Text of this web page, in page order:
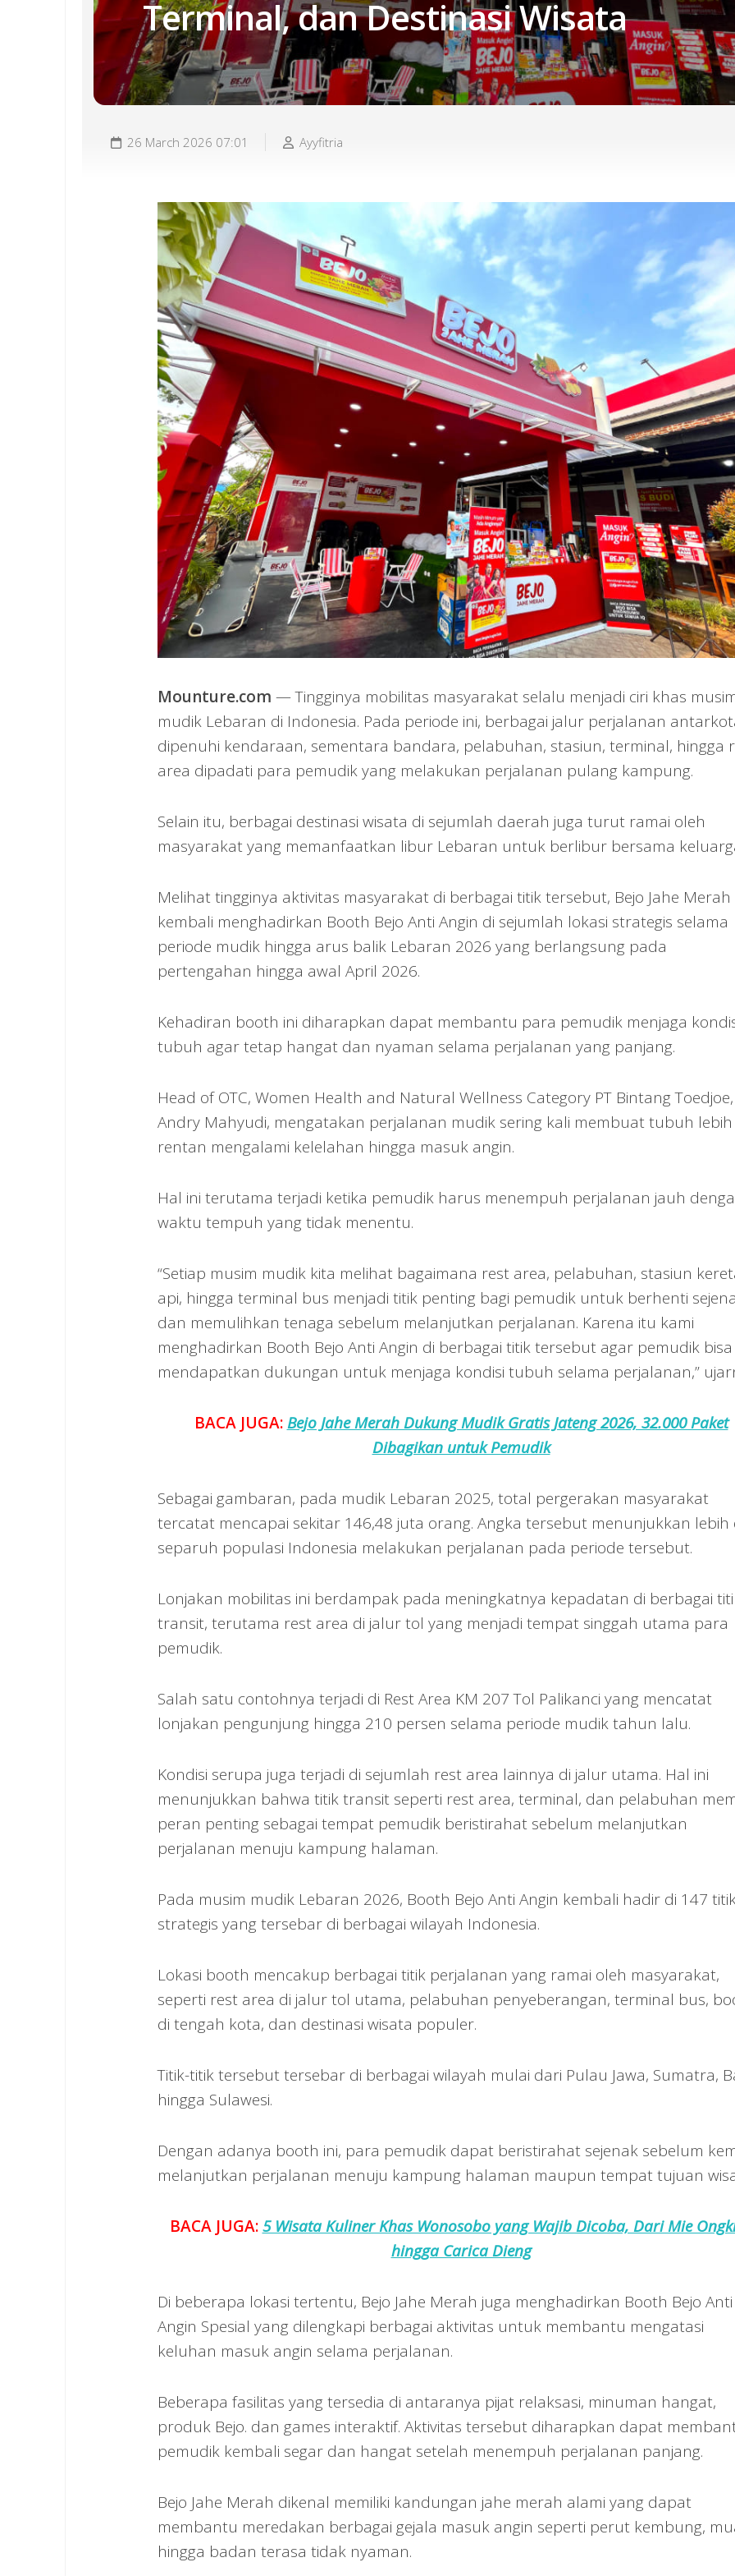
Terminal, dan Destinasi Wisata
26 March 2026 07:01 Ayyfitria
Mounture.com — Tingginya mobilitas masyarakat selalu menjadi ciri khas
mudik Lebaran di Indonesia. Pada periode ini, berbagai jalur perjalanan
dipenuhi kendaraan, sementara bandara, pelabuhan, stasiun, terminal, hingga
area dipadati para pemudik yang melakukan perjalanan pulang kampung.
Selain itu, berbagai destinasi wisata di sejumlah daerah juga turut ramai oleh
masyarakat yang memanfaatkan libur Lebaran untuk berlibur bersama
Melihat tingginya aktivitas masyarakat di berbagai titik tersebut, Bejo Jahe Merah
kembali menghadirkan Booth Bejo Anti Angin di sejumlah lokasi strategis selama
periode mudik hingga arus balik Lebaran 2026 yang berlangsung pada
pertengahan hingga awal April 2026.
Kehadiran booth ini diharapkan dapat membantu para pemudik menjaga
tubuh agar tetap hangat dan nyaman selama perjalanan yang panjang.
Head of OTC, Women Health and Natural Wellness Category PT Bintang Toedjoe,
Andry Mahyudi, mengatakan perjalanan mudik sering kali membuat tubuh lebih
rentan mengalami kelelahan hingga masuk angin.
Hal ini terutama terjadi ketika pemudik harus menempuh perjalanan jauh
waktu tempuh yang tidak menentu.
“Setiap musim mudik kita melihat bagaimana rest area, pelabuhan, stasiun
api, hingga terminal bus menjadi titik penting bagi pemudik untuk berhenti
dan memulihkan tenaga sebelum melanjutkan perjalanan. Karena itu kami
menghadirkan Booth Bejo Anti Angin di berbagai titik tersebut agar pemudik bisa
mendapatkan dukungan untuk menjaga kondisi tubuh selama perjalanan,”
BACA JUGA:Bejo Jahe Merah Dukung Mudik Gratis Jateng 2026, 32.000 Paket
Dibagikan untuk Pemudik
Sebagai gambaran, pada mudik Lebaran 2025, total pergerakan masyarakat
tercatat mencapai sekitar 146,48 juta orang. Angka tersebut menunjukkan lebih
separuh populasi Indonesia melakukan perjalanan pada periode tersebut.
Lonjakan mobilitas ini berdampak pada meningkatnya kepadatan di berbagai
transit, terutama rest area di jalur tol yang menjadi tempat singgah utama para
pemudik.
Salah satu contohnya terjadi di Rest Area KM 207 Tol Palikanci yang mencatat
lonjakan pengunjung hingga 210 persen selama periode mudik tahun lalu.
Kondisi serupa juga terjadi di sejumlah rest area lainnya di jalur utama. Hal ini
menunjukkan bahwa titik transit seperti rest area, terminal, dan pelabuhan
peran penting sebagai tempat pemudik beristirahat sebelum melanjutkan
perjalanan menuju kampung halaman.
Pada musim mudik Lebaran 2026, Booth Bejo Anti Angin kembali hadir di 147
strategis yang tersebar di berbagai wilayah Indonesia.
Lokasi booth mencakup berbagai titik perjalanan yang ramai oleh masyarakat,
seperti rest area di jalur tol utama, pelabuhan penyeberangan, terminal bus,
di tengah kota, dan destinasi wisata populer.
Titik-titik tersebut tersebar di berbagai wilayah mulai dari Pulau Jawa, Sumatra,
hingga Sulawesi.
Dengan adanya booth ini, para pemudik dapat beristirahat sejenak sebelum
melanjutkan perjalanan menuju kampung halaman maupun tempat tujuan
BACA JUGA:5 Wisata Kuliner Khas Wonosobo yang Wajib Dicoba, Dari Mie
hingga Carica Dieng
Di beberapa lokasi tertentu, Bejo Jahe Merah juga menghadirkan Booth Bejo Anti
Angin Spesial yang dilengkapi berbagai aktivitas untuk membantu mengatasi
keluhan masuk angin selama perjalanan.
Beberapa fasilitas yang tersedia di antaranya pijat relaksasi, minuman hangat,
produk Bejo. dan games interaktif. Aktivitas tersebut diharapkan dapat
pemudik kembali segar dan hangat setelah menempuh perjalanan panjang.
Bejo Jahe Merah dikenal memiliki kandungan jahe merah alami yang dapat
membantu meredakan berbagai gejala masuk angin seperti perut kembung,
hingga badan terasa tidak nyaman.